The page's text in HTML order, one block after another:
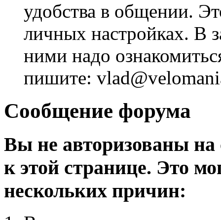
удобства в общении.
личных настройках. В
ними надо
пишите:
Сообщение форума
Вы не авторизованы на
к этой странице. Это
нескольких причин: